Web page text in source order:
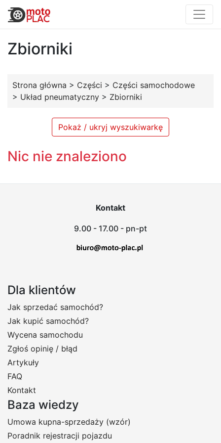
Zbiorniki
Strona główna > Części > Części samochodowe
> Układ pneumatyczny > Zbiorniki
Pokaż / ukryj wyszukiwarkę
Nic nie znaleziono
Kontakt
9.00 - 17.00 - pn-pt
Dla klientów
Jak sprzedać samochód?
Jak kupić samochód?
Wycena samochodu
Zgłoś opinię / błąd
Artykuły
FAQ
Kontakt
Baza wiedzy
Umowa kupna-sprzedaży (wzór)
Poradnik rejestracji pojazdu